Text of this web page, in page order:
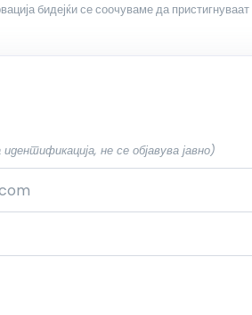
бидејќи се соочуваме да
не се објавува јавно)